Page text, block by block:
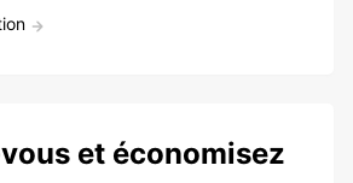
et économisez